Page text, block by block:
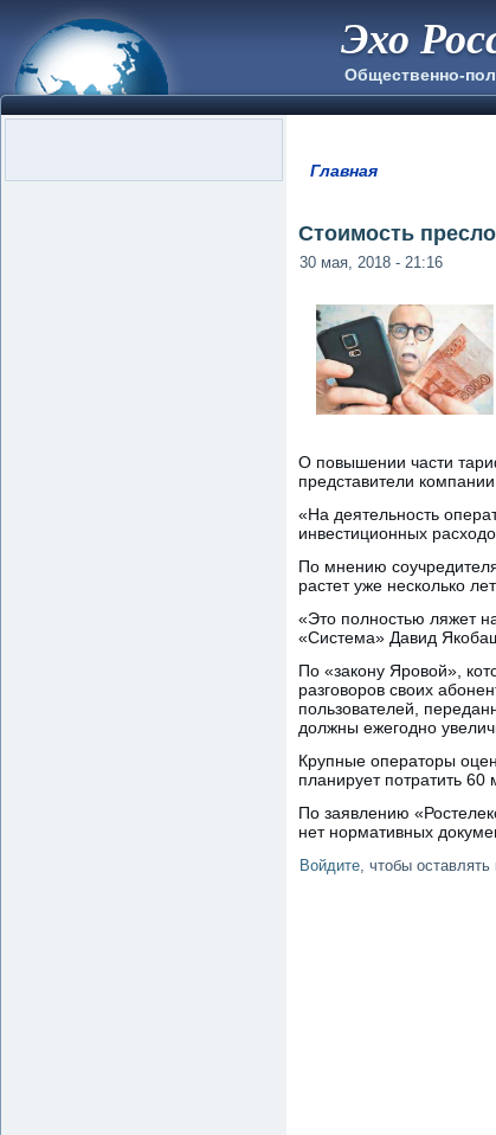
Эхо
Общественно-
Главная
Стоимость
30 мая, 2018 - 21:16
О повышении части
представители
«На деятельность
инвестиционных
По мнению
растет уже несколько
«Это полностью ляжет
«Система» Давид
По «закону Яровой»,
разговоров своих
пользователей,
должны ежегодно
Крупные операторы
планирует потратить
По заявлению
нет нормативных
Войдите , чтобы